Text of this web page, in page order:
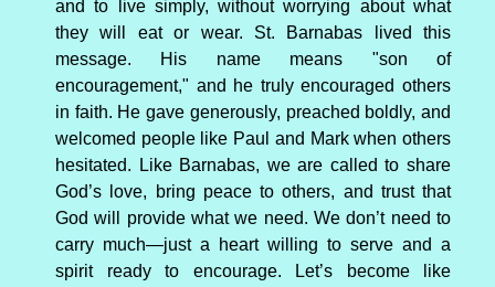
and to live simply, without worrying about what
they will eat or wear. St. Barnabas lived this
message. His name means "son of
encouragement," and he truly encouraged others
in faith. He gave generously, preached boldly, and
welcomed people like Paul and Mark when others
hesitated. Like Barnabas, we are called to share
God’s love, bring peace to others, and trust that
God will provide what we need. We don’t need to
carry much—just a heart willing to serve and a
spirit ready to encourage. Let’s become like